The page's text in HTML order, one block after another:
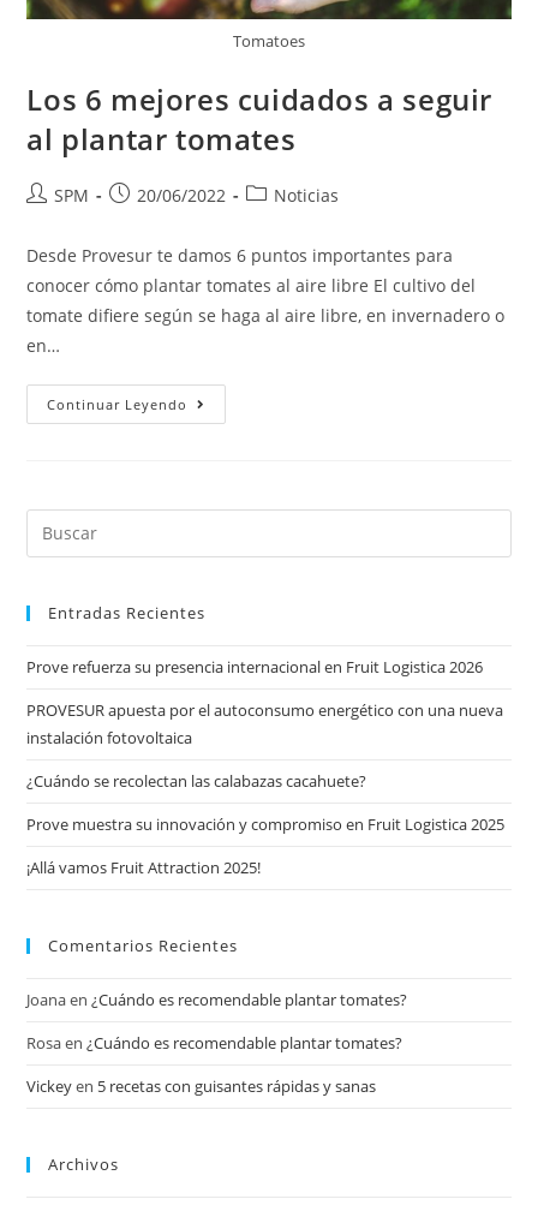
Tomatoes
Los 6 mejores cuidados a seguir
al plantar tomates
SPM 20/06/2022 Noticias
Desde Provesur te damos 6 puntos importantes para
conocer cómo plantar tomates al aire libre El cultivo del
tomate difiere según se haga al aire libre, en invernadero o
en…
Continuar Leyendo
Entradas Recientes
Prove refuerza su presencia internacional en Fruit Logistica 2026
PROVESUR apuesta por el autoconsumo energético con una nueva
instalación fotovoltaica
¿Cuándo se recolectan las calabazas cacahuete?
Prove muestra su innovación y compromiso en Fruit Logistica 2025
¡Allá vamos Fruit Attraction 2025!
Comentarios Recientes
Joanaen¿Cuándo es recomendable plantar tomates?
Rosaen¿Cuándo es recomendable plantar tomates?
Vickeyen 5 recetas con guisantes rápidas y sanas
Archivos